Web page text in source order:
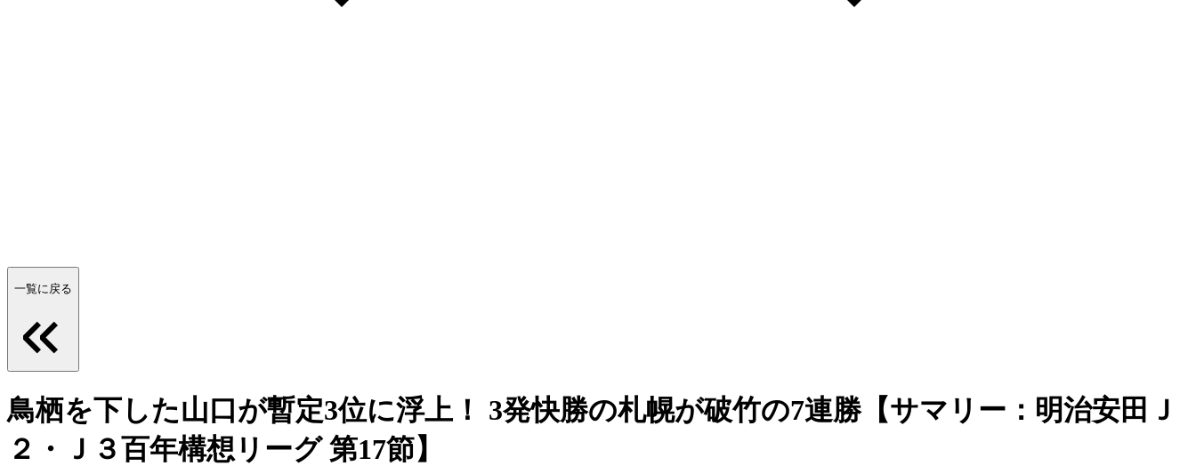
一覧に戻る
鳥栖を下した山口が暫定3位に浮上！ 3発快勝の札幌が破竹の7連勝【サマリー：明治安田Ｊ
２・Ｊ３百年構想リーグ 第17節】